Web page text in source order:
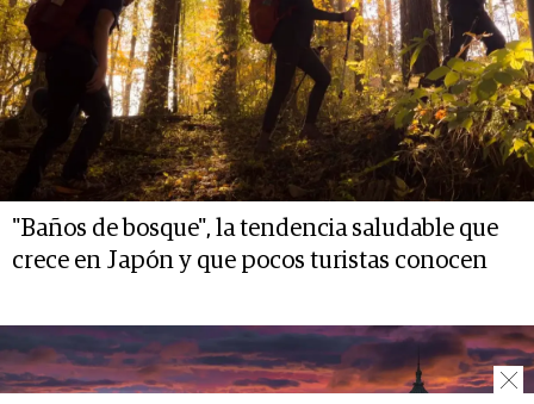
"Baños de bosque", la tendencia saludable que
crece en Japón y que pocos turistas conocen